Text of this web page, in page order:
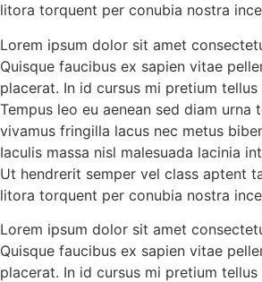
litora torquent per conubia nostra
Lorem ipsum dolor sit amet
Quisque faucibus ex sapien vitae
placerat. In id cursus mi pretium tellus
Tempus leo eu aenean sed diam urna
vivamus fringilla lacus nec metus
Iaculis massa nisl malesuada lacinia
Ut hendrerit semper vel class aptent
litora torquent per conubia nostra
Lorem ipsum dolor sit amet
Quisque faucibus ex sapien vitae
placerat. In id cursus mi pretium tellus